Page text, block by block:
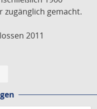
gemacht.
2011